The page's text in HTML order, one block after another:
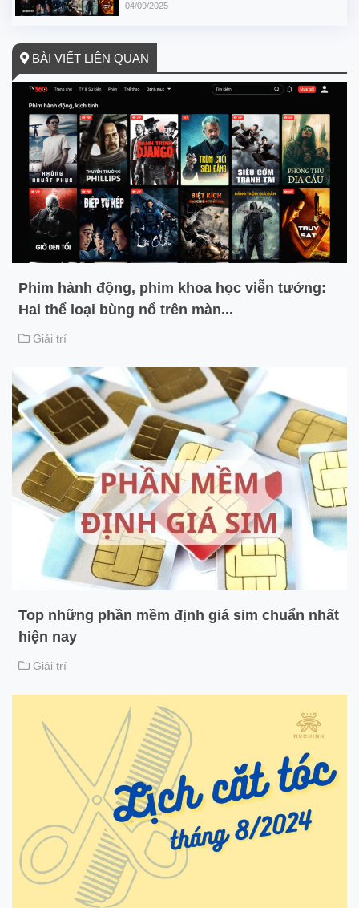
04/09/2025
BÀI VIẾT LIÊN QUAN
Phim hành động, phim khoa học viễn tưởng:
Hai thể loại bùng nổ trên màn...
Giải trí
Top những phần mềm định giá sim chuẩn nhất
hiện nay
Giải trí